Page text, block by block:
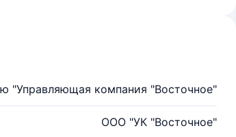
"Управляющая компания "Восточное"
ООО "УК "Восточное"